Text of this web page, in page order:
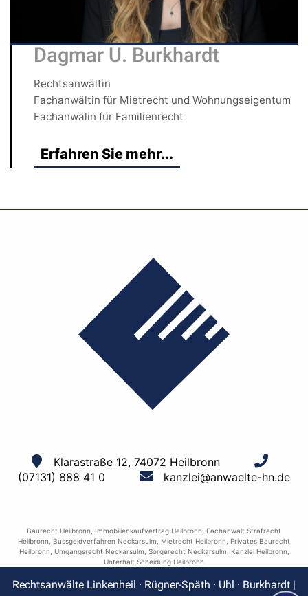
Dagmar U. Burkhardt
Rechtsanwältin
Fachanwältin für Mietrecht und Wohnungseigentum
Fachanwälin für Familienrecht
Erfahren Sie mehr...
Klarastraße 12, 74072 Heilbronn
(07131) 888 41 0
kanzlei@anwaelte-hn.de
Baurecht Heilbronn Immobilienkaufvertrag Heilbronn
Fachanwalt Strafrecht
Heilbronn
Bussgeldverfahren Neckarsulm Mietrecht Heilbronn
Privates Baurecht
Heilbronn
Umgangsrecht Neckarsulm Sorgerecht Neckarsulm Kanzlei Heilbronn
Unterhalt Scheidung Heilbronn
Rechtsanwälte Linkenheil · Rügner-Späth · Uhl · Burkhardt |